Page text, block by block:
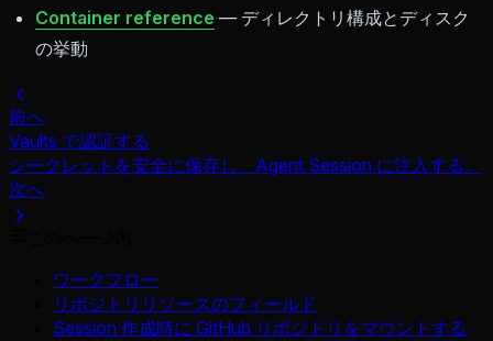
Container reference — ディレクトリ構成とディスク
の挙動
前へ
Vaults で認証する
シークレットを安全に保存し、Agent Session に注入する。
次へ
ワークフロー
リポジトリリソースのフィールド
Session 作成時に GitHub リポジトリをマウントする